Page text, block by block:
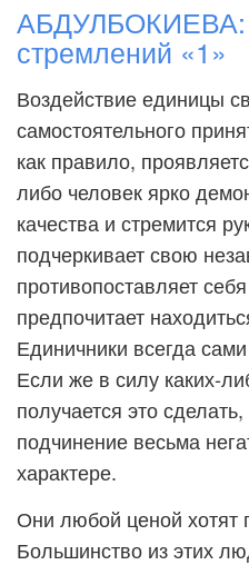
АБДУЛБОКИЕВА:
стремлений «1»
Воздействие единицы
самостоятельного
как правило,
либо человек ярко
качества и стремится
подчеркивает свою
противопоставляет
предпочитает
Единичники всегда
Если же в силу каких-
получается это
подчинение весьма
характере.
Они любой ценой хотят
Большинство из этих